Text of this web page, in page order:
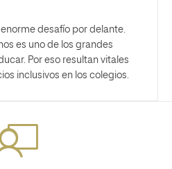
desafío por delante.
es uno de los grandes
Por eso resultan vitales
inclusivos en los colegios.